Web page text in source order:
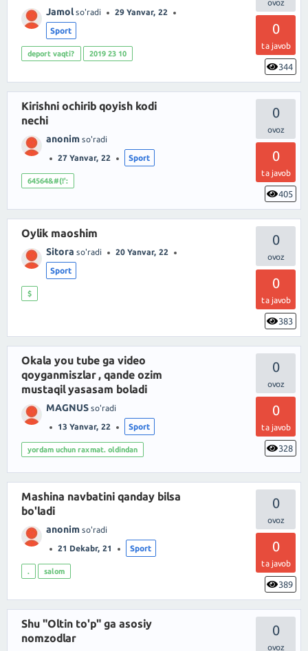
0
ta javob
344
Jamol so'radi 29 Yanvar, 22
Sport
deport vaqti? 2019 23 10
0
0
ta javob
405
Kirishni ochirib qoyish kodi
nechi
anonim so'radi
27 Yanvar, 22 Sport
64564&#(!':
0
0
ta javob
383
Oylik maoshim
Sitora so'radi 20 Yanvar, 22
Sport
$
0
0
ta javob
328
Okala you tube ga video
qoyganmiszlar , qande ozim
mustaqil yasasam boladi
MAGNUS so'radi
13 Yanvar, 22 Sport
yordam uchun raxmat. oldindan
0
0
ta javob
389
Mashina navbatini qanday bilsa
bo'ladi
anonim so'radi
21 Dekabr, 21 Sport
. salom
0
Shu "Oltin to'p" ga asosiy
nomzodlar